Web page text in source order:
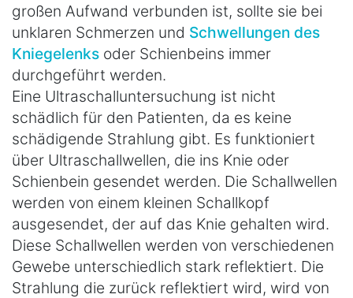
großen Aufwand verbunden ist, sollte sie bei
unklaren Schmerzen und Schwellungen des
Kniegelenks oder Schienbeins immer
durchgeführt werden.
Eine Ultraschalluntersuchung ist nicht
schädlich für den Patienten, da es keine
schädigende Strahlung gibt. Es funktioniert
über Ultraschallwellen, die ins Knie oder
Schienbein gesendet werden. Die Schallwellen
werden von einem kleinen Schallkopf
ausgesendet, der auf das Knie gehalten wird.
Diese Schallwellen werden von verschiedenen
Gewebe unterschiedlich stark reflektiert. Die
Strahlung die zurück reflektiert wird, wird von